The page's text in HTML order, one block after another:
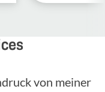
von meiner